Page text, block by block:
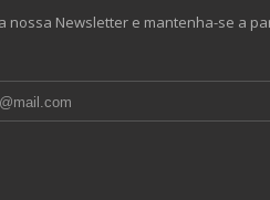
nossa Newsletter e mantenha-se a